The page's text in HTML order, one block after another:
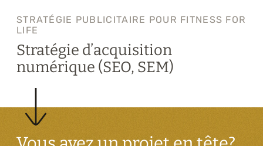
STRATÉGIE PUBLICITAIRE POUR FITNESS FOR
LIFE
Stratégie d’acquisition
numérique (SEO, SEM)